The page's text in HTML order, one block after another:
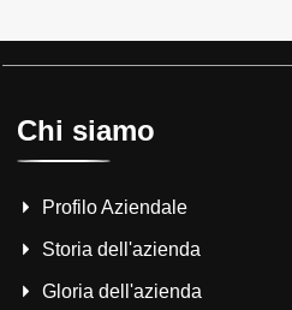
Chi siamo
Profilo Aziendale
Storia dell'azienda
Gloria dell'azienda